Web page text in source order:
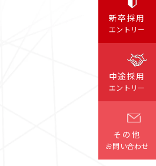
クイック
職種検索
新卒採用
エントリー
中途採用
エントリー
その他
お問い合わせ